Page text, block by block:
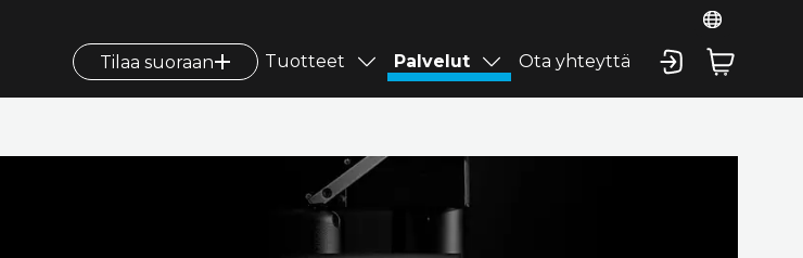
Tilaa suoraan Tuotteet Palvelut Ota yhteyttä